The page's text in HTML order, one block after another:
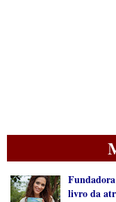
livro da